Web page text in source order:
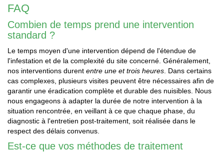
FAQ
Combien de temps prend une intervention
standard ?
Le temps moyen d'une intervention dépend de l'étendue de
l'infestation et de la complexité du site concerné. Généralement,
nos interventions durent entre une et trois heures. Dans certains
cas complexes, plusieurs visites peuvent être nécessaires afin de
garantir une éradication complète et durable des nuisibles. Nous
nous engageons à adapter la durée de notre intervention à la
situation rencontrée, en veillant à ce que chaque phase, du
diagnostic à l'entretien post-traitement, soit réalisée dans le
respect des délais convenus.
Est-ce que vos méthodes de traitement